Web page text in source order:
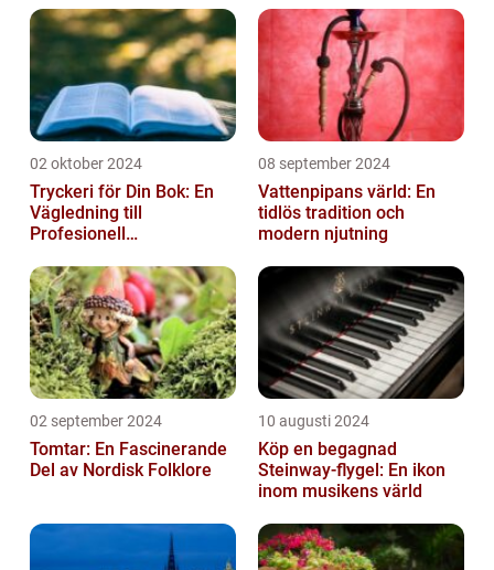
02 oktober 2024
Tryckeri för Din Bok: En
Vägledning till
Profesionell
08 september 2024
Vattenpipans värld: En
tidlös tradition och
modern njutning
02 september 2024
Tomtar: En Fascinerande
Del av Nordisk Folklore
10 augusti 2024
Köp en begagnad
Steinway-flygel: En ikon
inom musikens värld